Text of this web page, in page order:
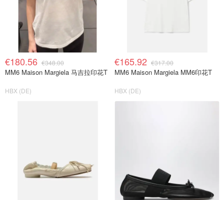
€180.56 €348.00
MM6 Maison Margiela 马吉拉印花T
HBX (DE)
€165.92 €317.00
MM6 Maison Margiela MM6印花T
HBX (DE)